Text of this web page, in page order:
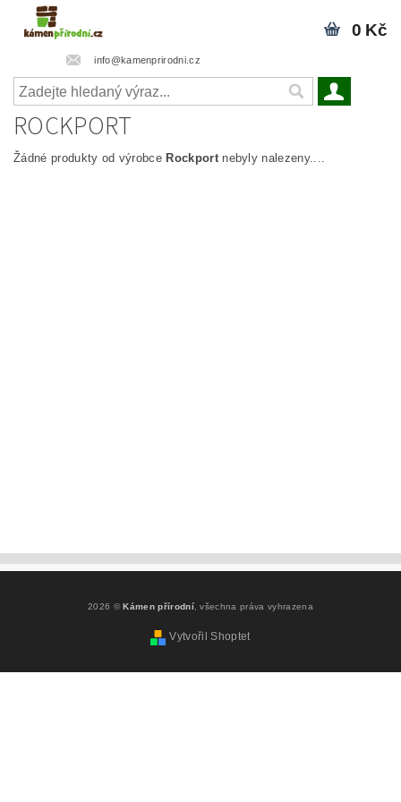
info@kamenprirodni.cz
0 Kč
ROCKPORT
Žádné produkty od výrobce Rockportnebyly nalezeny....
2026 ©Kámen přírodní, všechna práva vyhrazena
Vytvořil Shoptet